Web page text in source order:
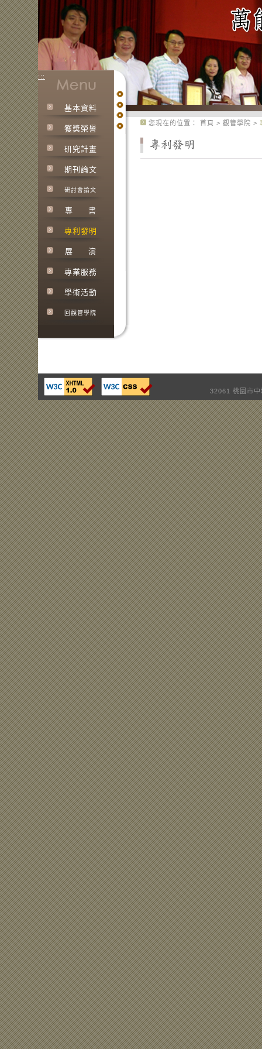
:::
基本資料
獲獎榮譽
研究計畫
期刊論文
研討會論文
專 書
專利發明
展 演
專業服務
學術活動
回觀管學院
您現在的位置： 首頁 > 觀管學院 >
32061 桃園市